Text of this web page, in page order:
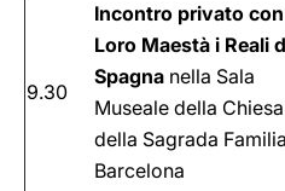
9.30
Incontro privato
Loro Maestà i Reali
Spagna nella Sala
Museale della Chiesa
della Sagrada
Barcelona